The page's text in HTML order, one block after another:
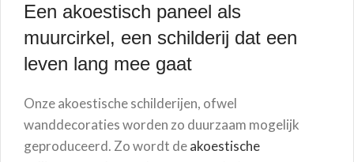
Een akoestisch paneel als
muurcirkel, een schilderij dat een
leven lang mee gaat
Onze akoestische schilderijen, ofwel
wanddecoraties worden zo duurzaam mogelijk
geproduceerd. Zo wordt deakoestische